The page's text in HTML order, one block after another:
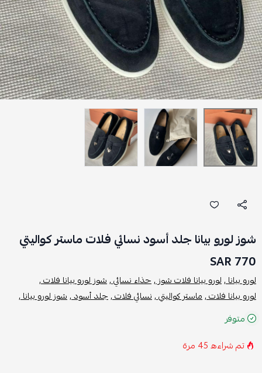
شوز لورو بيانا جلد أسود نسائي فلات ماستر كواليتي
770 SAR
لورو بيانا ,لورو بيانا فلات شوز ,حذاء نسائي ,شوز لورو بيانا فلات ,
لورو بيانا فلات ,ماستر كواليتي ,نسائي فلات ,جلد أسود ,شوز لورو بيانا ,
متوفر
تم شراءه45 مرة